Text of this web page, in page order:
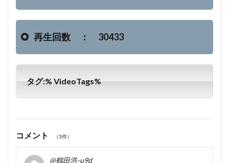
再生回数 ： 30433
タグ:% VideoTags%
コメント （3件）
@鶴田浩-u9d